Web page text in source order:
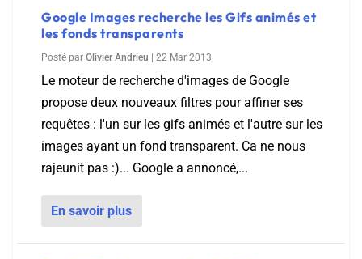
Google Images recherche les Gifs animés et
les fonds transparents
Posté par Olivier Andrieu 22 Mar 2013
Le moteur de recherche d'images de Google
propose deux nouveaux filtres pour affiner ses
requêtes : l'un sur les gifs animés et l'autre sur les
images ayant un fond transparent. Ca ne nous
rajeunit pas :)... Google a annoncé,...
En savoir plus